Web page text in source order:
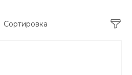
Сортировка